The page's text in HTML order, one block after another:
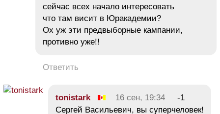
сейчас всех начало интересовать
что там висит в Юракадемии?
Ох уж эти предвыборные кампании,
противно уже!!
Ответить
tonistark 16 сен, 19:34
-1
Сергей Васильевич, вы суперчеловек!